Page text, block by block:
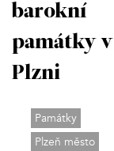
barokní
památky v
Plzni
Památky
Plzeň město